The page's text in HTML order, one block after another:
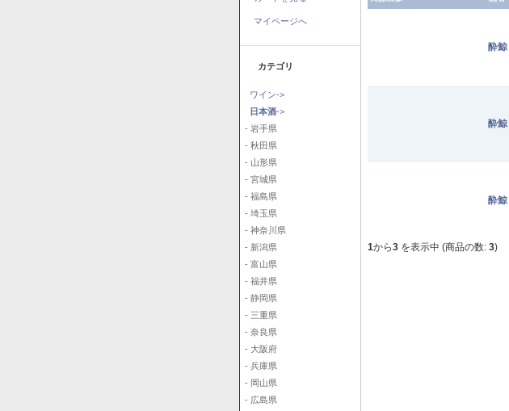
マイページへ
カテゴリ
ワイン->
日本酒->
- 岩手県
- 秋田県
- 山形県
- 宮城県
- 福島県
- 埼玉県
- 神奈川県
- 新潟県
- 富山県
- 福井県
- 静岡県
- 三重県
- 奈良県
- 大阪府
- 兵庫県
- 岡山県
- 広島県
酔
酔
酔
1から3 を表示中 (商品の数: 3)